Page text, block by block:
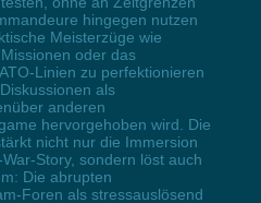
hingegen nutzen
Meisterzüge wie
oder das
Linien zu perfektionieren
als
anderen
hervorgehoben wird. Die
nicht nur die Immersion
Story, sondern löst auch
Die abrupten
Foren als stressauslösend